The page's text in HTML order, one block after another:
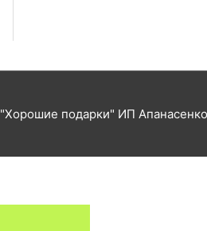
"Хорошие подарки" ИП